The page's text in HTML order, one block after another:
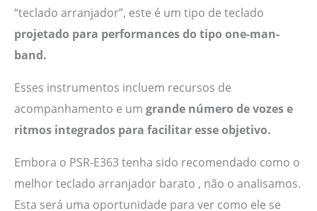
“teclado arranjador”, este é um tipo de teclado
projetado para performances do tipo one-man-
band.
Esses instrumentos incluem recursos de
acompanhamento e um grande número de vozes e
ritmos integrados para facilitar esse objetivo.
Embora o PSR-E363 tenha sido recomendado como o
melhor teclado arranjador barato , não o analisamos.
Esta será uma oportunidade para ver como ele se